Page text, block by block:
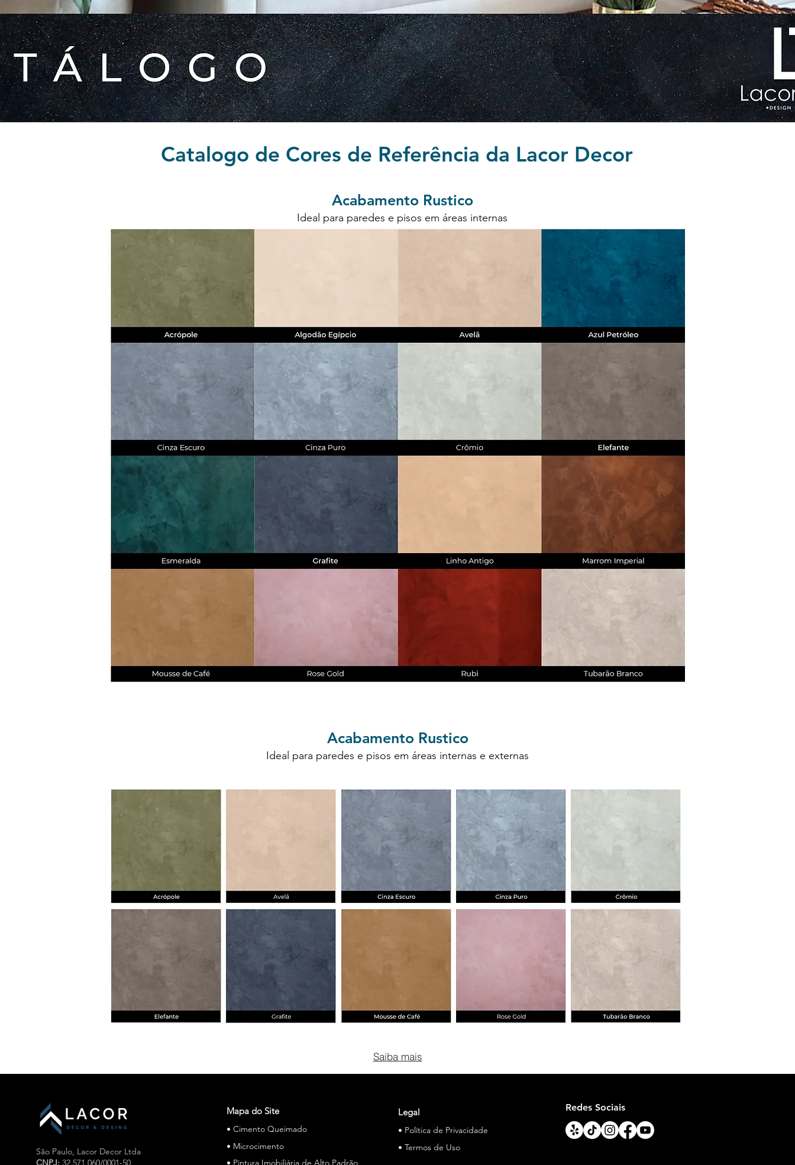
Catalogo de Cores de Referência da Lacor Decor
Acabamento Rustico
Ideal para paredes e pisos em áreas internas
Acabamento Rustico
Ideal para paredes e pisos em áreas internas e externas
Saiba mais
São Paulo, Lacor Decor Ltda
CNPJ: 32.571.060/0001-50
Mapa do Site
• Cimento Queimado
• Microcimento
• Pintura Imobiliária de Alto Padrão
Legal
• Política de Privacidade
• Termos de Uso
Redes Sociais